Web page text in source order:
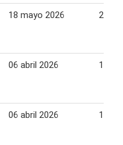
18 mayo 2026 22
06 abril 2026 10
06 abril 2026 10